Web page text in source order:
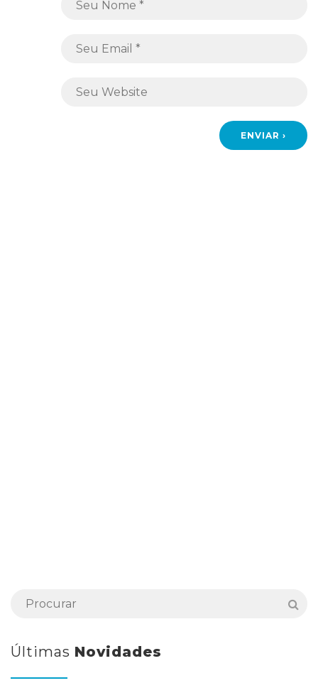
Últimas Novidades